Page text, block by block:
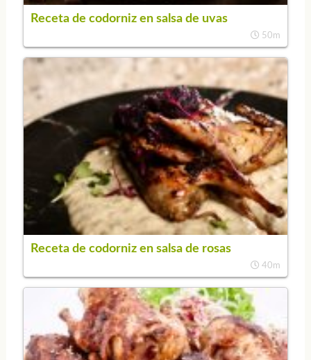
Receta de codorniz en salsa de uvas
50m
Receta de codorniz en salsa de rosas
40m